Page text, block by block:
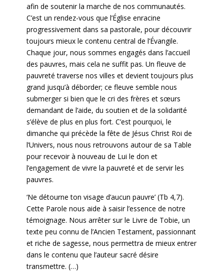
afin de soutenir la marche de nos communautés.
C’est un rendez-vous que l’Église enracine
progressivement dans sa pastorale, pour découvrir
toujours mieux le contenu central de l’Évangile.
Chaque jour, nous sommes engagés dans l’accueil
des pauvres, mais cela ne suffit pas. Un fleuve de
pauvreté traverse nos villes et devient toujours plus
grand jusqu’à déborder; ce fleuve semble nous
submerger si bien que le cri des frères et sœurs
demandant de l’aide, du soutien et de la solidarité
s’élève de plus en plus fort. C’est pourquoi, le
dimanche qui précède la fête de Jésus Christ Roi de
l’Univers, nous nous retrouvons autour de sa Table
pour recevoir à nouveau de Lui le don et
l’engagement de vivre la pauvreté et de servir les
pauvres.
‘Ne détourne ton visage d’aucun pauvre’ (Tb 4,7).
Cette Parole nous aide à saisir l’essence de notre
témoignage. Nous arrêter sur le Livre de Tobie, un
texte peu connu de l’Ancien Testament, passionnant
et riche de sagesse, nous permettra de mieux entrer
dans le contenu que l’auteur sacré désire
transmettre. (…)